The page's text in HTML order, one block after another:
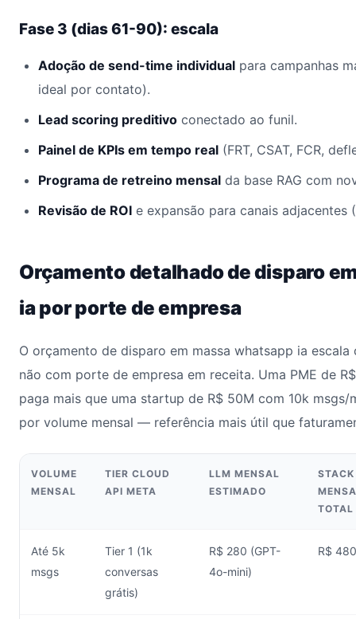
Fase 3 (dias 61-90): escala
Adoção de send-time individual para campanhas
ideal por contato).
Lead scoring preditivo conectado ao funil.
Painel de KPIs em tempo real (FRT, CSAT, FCR,
Programa de retreino mensal da base RAG com
Revisão de ROI e expansão para canais adjacentes
Orçamento detalhado de disparo
ia por porte de empresa
O orçamento de disparo em massa whatsapp ia escala
não com porte de empresa em receita. Uma PME de
paga mais que uma startup de R$ 50M com 10k msgs/
por volume mensal — referência mais útil que
VOLUME
MENSAL
TIER CLOUD
API META
LLM MENSAL
ESTIMADO
STACK
TOTAL
Até 5k
msgs
Tier 1 (1k
conversas
grátis)
R$ 280 (GPT-
4o-mini)
R$